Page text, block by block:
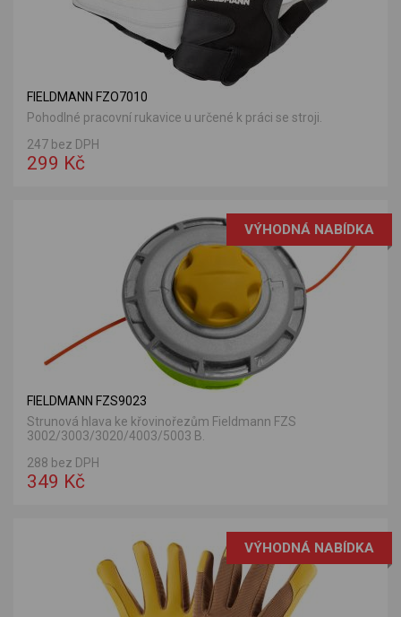
FIELDMANN FZO7010
Pohodlné pracovní rukavice u určené k práci se stroji.
247 bez DPH
299 Kč
VÝHODNÁ NABÍDKA
FIELDMANN FZS9023
Strunová hlava ke křovinořezům Fieldmann FZS
3002/3003/3020/4003/5003 B.
288 bez DPH
349 Kč
VÝHODNÁ NABÍDKA